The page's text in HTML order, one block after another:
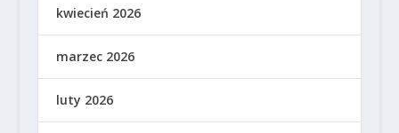
kwiecień 2026
marzec 2026
luty 2026